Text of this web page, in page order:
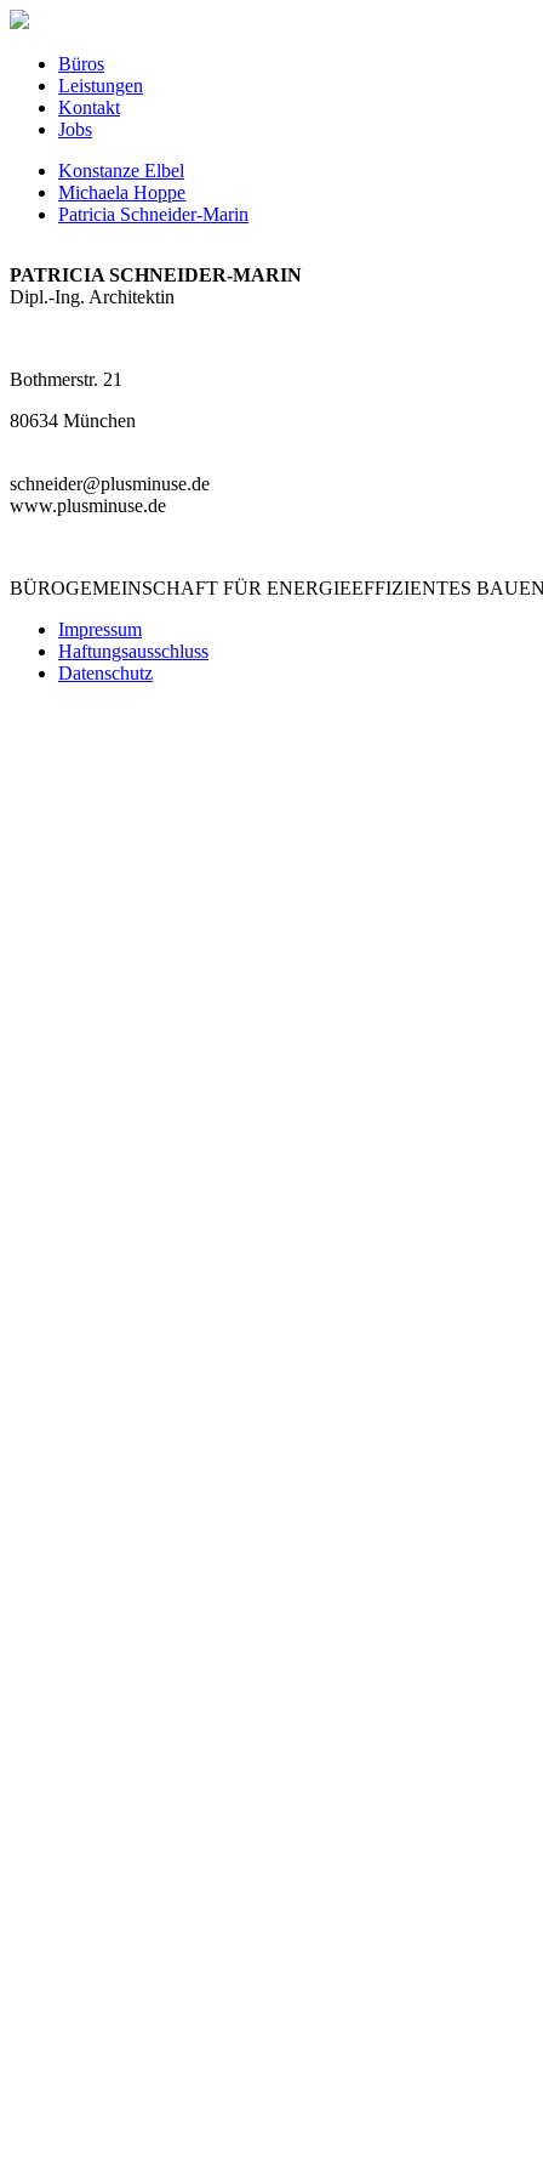
Büros
Leistungen
Kontakt
Jobs
Konstanze Elbel
Michaela Hoppe
Patricia Schneider-Marin
PATRICIA SCHNEIDER-MARIN
Dipl.-Ing. Architektin
Bothmerstr. 21
80634 München
schneider@plusminuse.de
www.plusminuse.de
BÜROGEMEINSCHAFT FÜR ENERGIEEFFIZIENTES
Impressum
Haftungsausschluss
Datenschutz